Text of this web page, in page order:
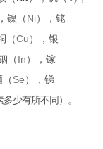
镍（ Ni），铑
（Cu ），银
（ In ），镓
（ Se ），锑
少有所不同）。